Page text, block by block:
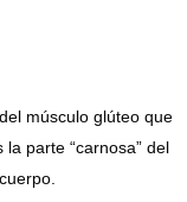
músculo glúteo que
parte “carnosa” del